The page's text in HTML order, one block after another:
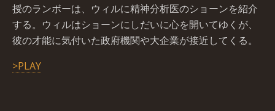
授のランボーは、ウィルに精神分析医のショーンを紹介
する。ウィルはショーンにしだいに心を開いてゆくが、
彼の才能に気付いた政府機関や大企業が接近してくる。
>PLAY